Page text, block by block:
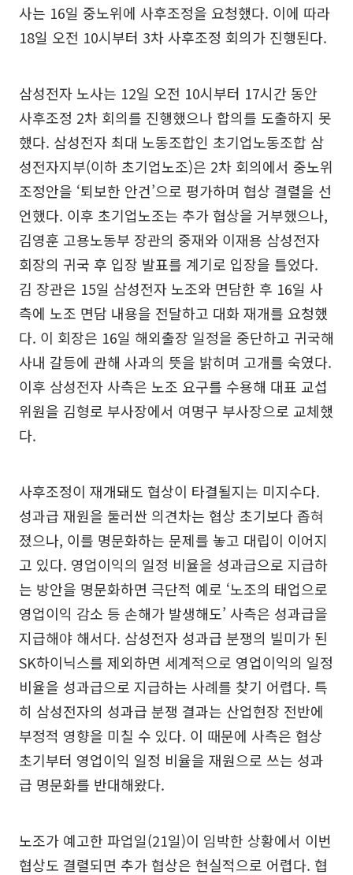
사는 16일 중노위에 사후조정을 요청했다. 이에 따라
18일 오전 10시부터 3차 사후조정 회의가 진행된다.
삼성전자 노사는 12일 오전 10시부터 17시간 동안
사후조정 2차 회의를 진행했으나 합의를 도출하지 못
했다. 삼성전자 최대 노동조합인 초기업노동조합 삼
성전자지부(이하 초기업노조)은 2차 회의에서 중노위
조정안을 ‘퇴보한 안건’으로 평가하며 협상 결렬을 선
언했다. 이후 초기업노조는 추가 협상을 거부했으나,
김영훈 고용노동부 장관의 중재와 이재용 삼성전자
회장의 귀국 후 입장 발표를 계기로 입장을 틀었다.
김 장관은 15일 삼성전자 노조와 면담한 후 16일 사
측에 노조 면담 내용을 전달하고 대화 재개를 요청했
다. 이 회장은 16일 해외출장 일정을 중단하고 귀국해
사내 갈등에 관해 사과의 뜻을 밝히며 고개를 숙였다.
이후 삼성전자 사측은 노조 요구를 수용해 대표 교섭
위원을 김형로 부사장에서 여명구 부사장으로 교체했
다.
사후조정이 재개돼도 협상이 타결될지는 미지수다.
성과급 재원을 둘러싼 의견차는 협상 초기보다 좁혀
졌으나, 이를 명문화하는 문제를 놓고 대립이 이어지
고 있다. 영업이익의 일정 비율을 성과급으로 지급하
는 방안을 명문화하면 극단적 예로 ‘노조의 태업으로
영업이익 감소 등 손해가 발생해도’ 사측은 성과급을
지급해야 해서다. 삼성전자 성과급 분쟁의 빌미가 된
SK하이닉스를 제외하면 세계적으로 영업이익의 일정
비율을 성과급으로 지급하는 사례를 찾기 어렵다. 특
히 삼성전자의 성과급 분쟁 결과는 산업현장 전반에
부정적 영향을 미칠 수 있다. 이 때문에 사측은 협상
초기부터 영업이익 일정 비율을 재원으로 쓰는 성과
급 명문화를 반대해왔다.
노조가 예고한 파업일(21일)이 임박한 상황에서 이번
협상도 결렬되면 추가 협상은 현실적으로 어렵다. 협